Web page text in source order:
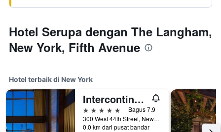
Hotel Serupa dengan The Langham,
New York, Fifth Avenue
Hotel terbaik di New York
Intercontinental Hotels New York Times Square By IHG
5 bintang
Bagus 7.9
300 West 44th Street, New York, NY, Amerika Syarikat
0.0 km dari pusat bandar